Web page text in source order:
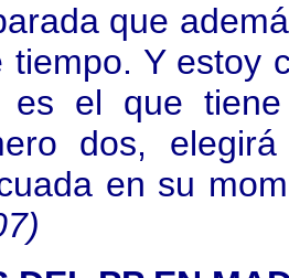
que
tiempo. Y estoy
es el que
dos,
en su